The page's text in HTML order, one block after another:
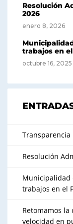
Resolución
2026
enero 8, 2026
trabajos en
octubre 16, 2025
Transparencia
Resolución
Municipalidad
trabajos en el
Retomamos
velocidad en